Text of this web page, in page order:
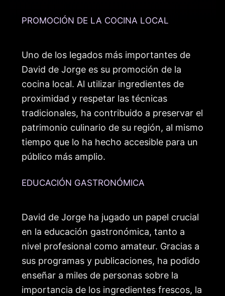
PROMOCIÓN DE LA COCINA LOCAL
Uno de los legados más importantes de
David de Jorge es su promoción de la
cocina local. Al utilizar ingredientes de
proximidad y respetar las técnicas
tradicionales, ha contribuido a preservar el
patrimonio culinario de su región, al mismo
tiempo que lo ha hecho accesible para un
público más amplio.
EDUCACIÓN GASTRONÓMICA
David de Jorge ha jugado un papel crucial
en la educación gastronómica, tanto a
nivel profesional como amateur. Gracias a
sus programas y publicaciones, ha podido
enseñar a miles de personas sobre la
importancia de los ingredientes frescos, la